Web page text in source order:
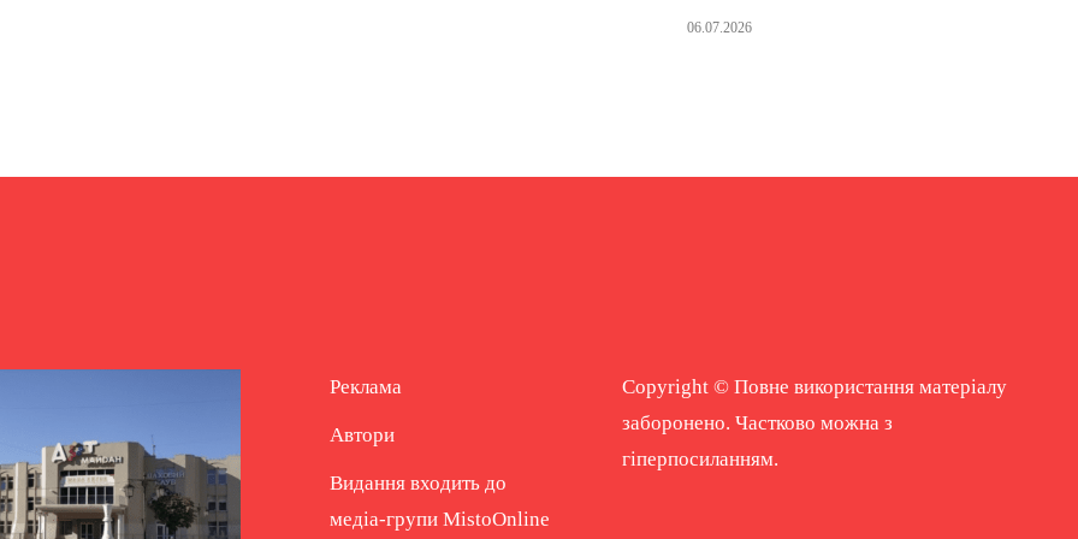
06.07.2026
Реклама
Автори
Видання входить до
медіа-групи MistoOnline
Copyright © Повне використання матеріалу
заборонено. Частково можна з
гіперпосиланням.